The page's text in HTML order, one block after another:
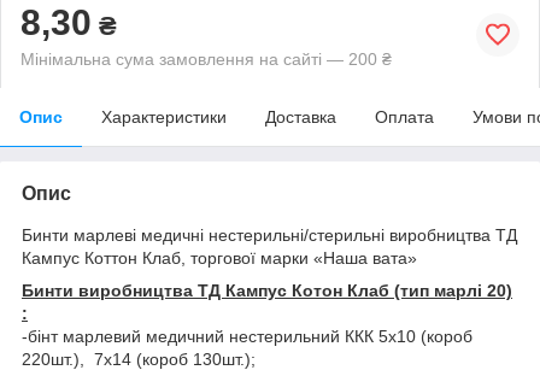
8,30 ₴
Мінімальна сума замовлення на сайті — 200 ₴
Опис Характеристики Доставка Оплата Умови
Опис
Бинти марлеві медичні нестерильні/стерильні виробництва ТД
Кампус Коттон Клаб, торгової марки «Наша вата»
Бинти виробництва ТД Кампус Котон Клаб (тип марлі 20)
:
-бінт марлевий медичний нестерильний ККК 5х10 (короб
220шт.), 7х14 (короб 130шт.);